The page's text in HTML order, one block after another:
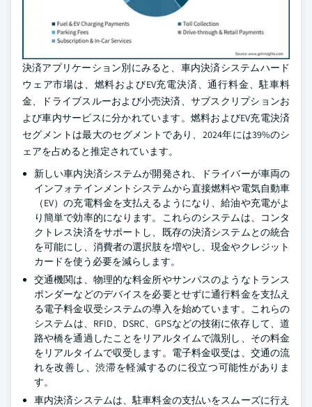
決済アプリケーション別にみると、車内決済システムハード
ウェア市場は、燃料およびEV充電決済、通行料金、駐車料
金、ドライブスルーおよび小売決済、サブスクリプションお
よび車内サービスに分かれています。燃料およびEV充電決済
セグメントは最大のセグメントであり、2024年には39%のシ
ェアを占めると推定されています。
新しい車内決済システムが開発され、ドライバーが車両の
インフォテインメントシステムから直接燃料や電気自動車
（EV）の充電料金を支払えるようになり、給油や充電がよ
り簡単で効率的になります。これらのシステムは、コンタ
クトレス決済をサポートし、既存の決済システムとの統合
を可能にし、消費者の選択肢を増やし、現金やクレジット
カードを使う必要を減らします。
交通機関は、物理的な料金所やサンパスのようなトランス
ポンダーなどのデバイスを必要とせずに通行料金を支払え
る電子料金収受システムの導入を始めています。これらの
システムは、RFID、DSRC、GPSなどの技術に依存して、道
路や橋を通過したことをリアルタイムで識別し、その料金
をリアルタイムで収受します。電子料金収受は、交通の流
れを改善し、渋滞を軽減するのに役立つ可能性がありま
す。
車内決済システムは、駐車料金の支払いをスムーズに行え